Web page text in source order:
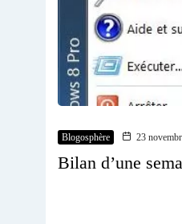
Blogosphère 23
Bilan d’une